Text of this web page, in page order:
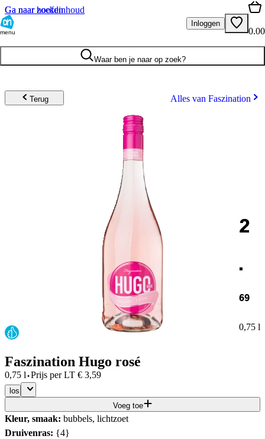
Ga naar hoofdinhoud
Ga naar zoeken
menu
Inloggen
0.00
Waar ben je naar op zoek?
Terug Alles van Faszination
2
.
69
0,75 l
Faszination Hugo rosé
0,75 l·Prijs per LT € 3,59
los
Voeg toe
Kleur, smaak: bubbels, lichtzoet
Druivenras: {4}